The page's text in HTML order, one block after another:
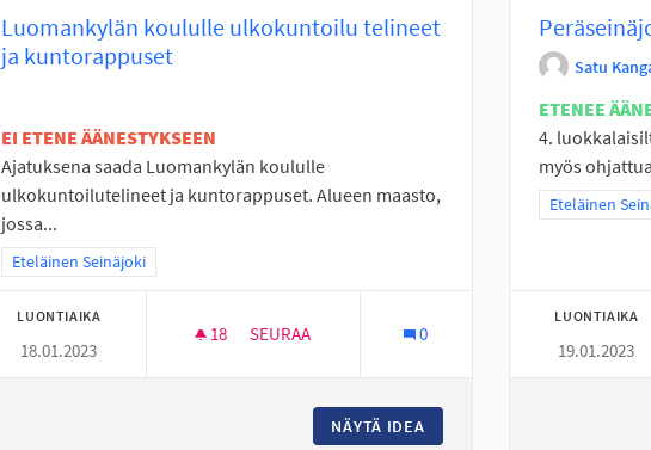
Luomankylän koululle ulkokuntoilu telineet
ja kuntorappuset
EI ETENE ÄÄNESTYKSEEN
Ajatuksena saada Luomankylän koululle
ulkokuntoilutelineet ja kuntorappuset. Alueen maasto,
jossa...
Rajaa tulokset teeman mukaan: Eteläinen Seinäjoki
Eteläinen Seinäjoki
LUONTIAIKA
18.01.2023
18 18 SEURAAJAA
SEURAA
LUOMANKYLÄN KOULULLE ULKOKUNTOILU
0
NÄYTÄ IDEA LUOMANKYLÄN KOULULLE
Satu
ETENEE
4.
myös
Rajaa
Eteläinen
LUONTIAIKA
19.01.2023